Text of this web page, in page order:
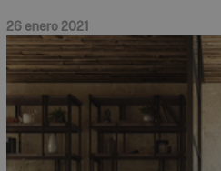
26 enero 2021